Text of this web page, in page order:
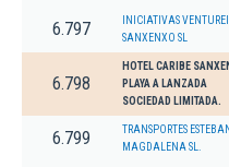
6.797
INICIATIVAS
SANXENXO SL
6.798
HOTEL CARIBE
PLAYA A LANZADA
SOCIEDAD LIMITADA.
6.799
TRANSPORTES ESTEBAN
MAGDALENA SL.